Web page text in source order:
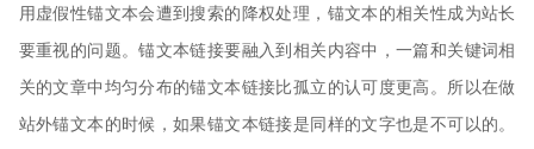
用虚假性锚文本会遭到搜索的降权处理，锚文本的相关性成为站长
要重视的问题。锚文本链接要融入到相关内容中，一篇和关键词相
关的文章中均匀分布的锚文本链接比孤立的认可度更高。所以在做
站外锚文本的时候，如果锚文本链接是同样的文字也是不可以的。